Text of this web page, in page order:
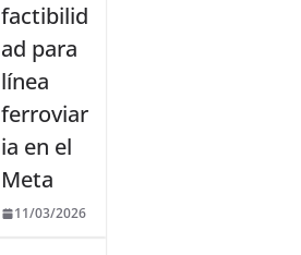
factibilid
ad para
línea
ferroviar
ia en el
Meta
11/03/2026